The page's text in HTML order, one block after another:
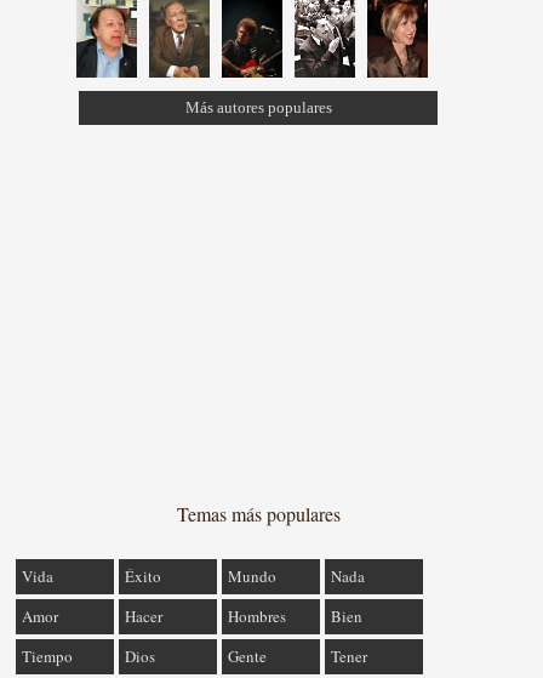
Más autores populares
Temas más populares
Vida Éxito Mundo
Nada
Amor
Hacer Hombres
Bien
Tiempo
Dios Gente Tener